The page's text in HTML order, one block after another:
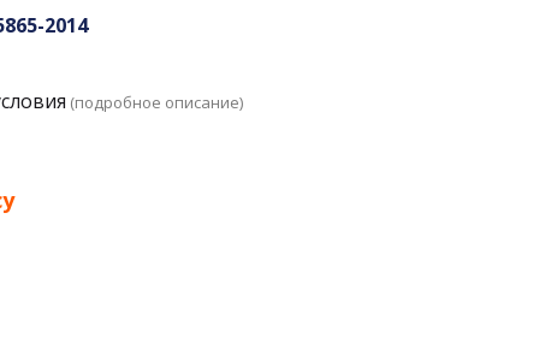
2014
(подробное описание)